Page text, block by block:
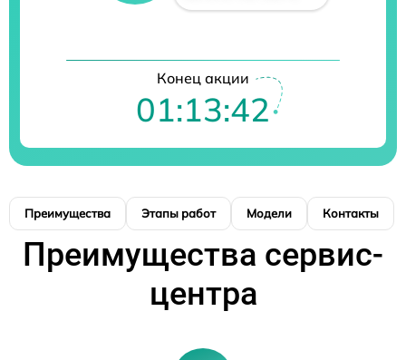
Конец акции
01:13:41
Преимущества Этапы работ Модели Контакты
Преимущества сервис-
центра